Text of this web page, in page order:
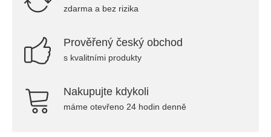
zdarma a bez rizika
Prověřený český obchod
s kvalitními produkty
Nakupujte kdykoli
máme otevřeno 24 hodin denně